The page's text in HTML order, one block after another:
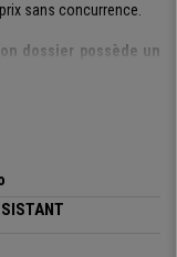
sans concurrence.
dossier possède un
NT